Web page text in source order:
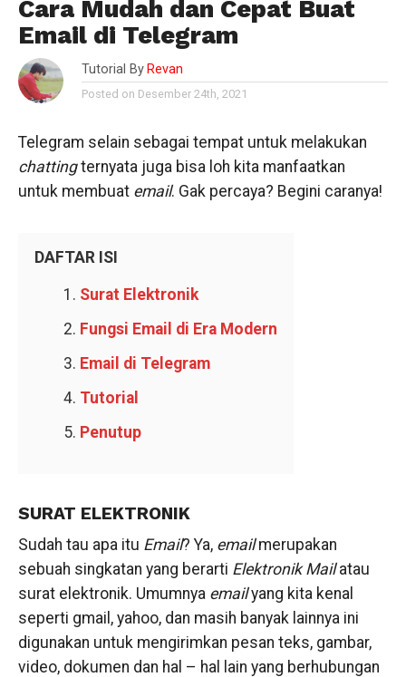
Cara Mudah dan Cepat Buat
Email di Telegram
Tutorial By Revan
Posted on Desember 24th, 2021
Telegram selain sebagai tempat untuk melakukan
chattingternyata juga bisa loh kita manfaatkan
untuk membuat email. Gak percaya? Begini caranya!
DAFTAR ISI
Surat Elektronik
Fungsi Email di Era Modern
Email di Telegram
Tutorial
Penutup
SURAT ELEKTRONIK
Sudah tau apa itu Email? Ya, emailmerupakan
sebuah singkatan yang berarti Elektronik Mailatau
surat elektronik. Umumnya emailyang kita kenal
seperti gmail, yahoo, dan masih banyak lainnya ini
digunakan untuk mengirimkan pesan teks, gambar,
video, dokumen dan hal – hal lain yang berhubungan